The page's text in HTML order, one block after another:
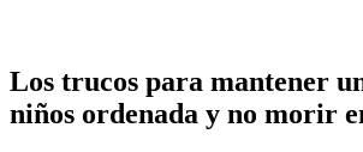
Los trucos para mantener
niños ordenada y no morir